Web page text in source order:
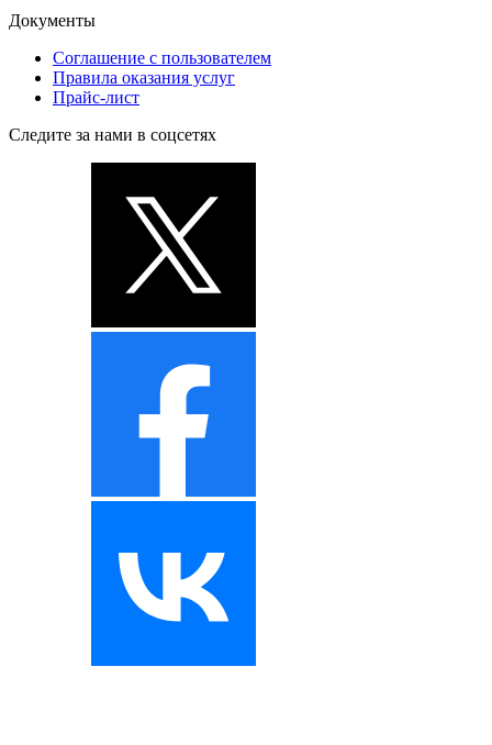
Документы
Соглашение с пользователем
Правила оказания услуг
Прайс-лист
Следите за нами в соцсетях